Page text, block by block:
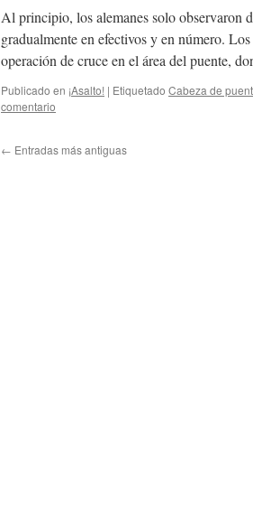
Al principio, los alemanes solo observaron
gradualmente en efectivos y en número.
operación de cruce en el área del puente,
Publicado en ¡Asalto! | Etiquetado Cabeza de
comentario
← Entradas más antiguas